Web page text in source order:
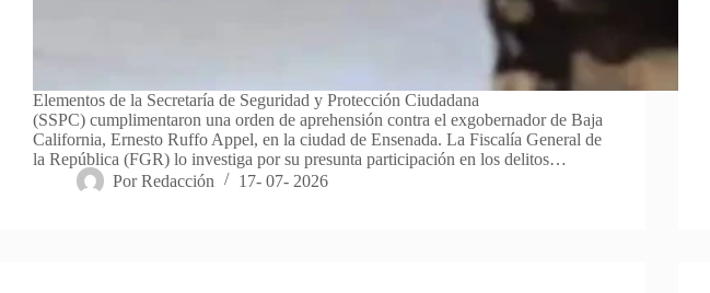
Elementos de la Secretaría de Seguridad y Protección Ciudadana
(SSPC) cumplimentaron una orden de aprehensión contra el exgobernador de Baja
California, Ernesto Ruffo Appel, en la ciudad de Ensenada. La Fiscalía General de
la República (FGR) lo investiga por su presunta participación en los delitos…
Por Redacción 17- 07- 2026